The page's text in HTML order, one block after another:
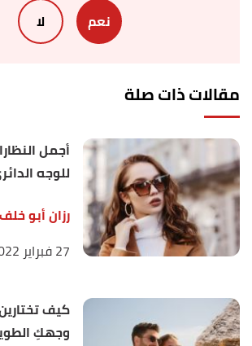
to Do on the Morning of Your
theknot, Retrieved 22/2/2022. Edited.
نعم لا
مقالات ذات صلة
أجمل
للوجه
رزان أبو خلف
27 فبراير 2022
كيف
وجهكِ